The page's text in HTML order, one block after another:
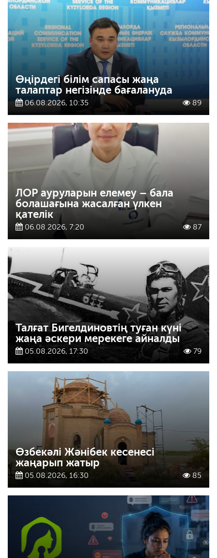
Өңірдегі білім сапасы жаңа
талаптар негізінде бағалануда
06.08.2026, 10:35 89
ЛОР ауруларын елемеу – бала
болашағына жасалған үлкен
қателік
06.08.2026, 7:20 87
Талғат Бигелдиновтің туған күні
жаңа әскери мерекеге айналды
05.08.2026, 17:30 79
Өзбекәлі Жәнібек кесенесі
жаңарып жатыр
05.08.2026, 16:30 85